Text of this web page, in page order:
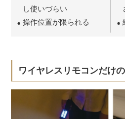
し使いづらい
操作位置が限られる
ワイヤレスリモコンだけ